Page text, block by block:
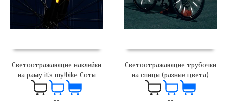
Светоотражающие наклейки
на раму it's my!bike Соты
Светоотражающие трубочки
на спицы (разные цвета)